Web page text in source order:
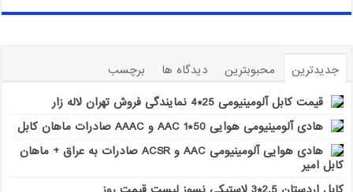
جدیدترین محبوبترین دیدگاه ها
برچسب
قیمت کابل آلومینیومی 25*4 نمایندگی فروش تهران لاله زار
هادی آلومینیومی هوایی 50*1 AAC و AAAC صادرات ماهان کابل
هادی هوایی آلومینیومی AAC و ACSR صادرات به عراق + ماهان
کابل امیر